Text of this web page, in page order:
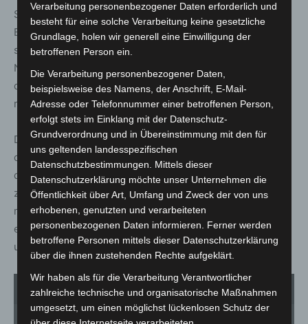
Seit 2006 steht der Eisbär auf der Roten Liste, der
Bestand ist als „gefährdet“ eingestuft. In der Arktis leben
schätzungsweise nur noch weniger als 25.000 Eisbären.
Nach Einschätzung der Weltnaturschutzunion IUCN wird
die Bestandentwicklung des Eisbären in der Natur als
rückläufig eingestuft.
Das arktische Eis schmilzt, und damit der Lebensraum
der Eisbären. Die Tiere brauchen festes Packeis, von
dem aus sie Robben jagen können. Langzeitstudien
zeigen deutlich, dass die Bestände der Eisbären immer
mehr abnehmen, die Überlebensrate der Jungtiere sinkt,
erwachsene Bären kleiner und leichter sind als früher
und Hungerperioden nicht mehr gut überstehen.
1 von 2
Verarbeitung personenbezogener Daten erforderlich und
besteht für eine solche Verarbeitung keine gesetzliche
Grundlage, holen wir generell eine Einwilligung der
betroffenen Person ein.
Die Verarbeitung personenbezogener Daten,
beispielsweise des Namens, der Anschrift, E-Mail-
Adresse oder Telefonnummer einer betroffenen Person,
erfolgt stets im Einklang mit der Datenschutz-
Grundverordnung und in Übereinstimmung mit den für
uns geltenden landesspezifischen
Datenschutzbestimmungen. Mittels dieser
Datenschutzerklärung möchte unser Unternehmen die
Öffentlichkeit über Art, Umfang und Zweck der von uns
erhobenen, genutzten und verarbeiteten
personenbezogenen Daten informieren. Ferner werden
betroffene Personen mittels dieser Datenschutzerklärung
über die ihnen zustehenden Rechte aufgeklärt.
Wir haben als für die Verarbeitung Verantwortlicher
zahlreiche technische und organisatorische Maßnahmen
umgesetzt, um einen möglichst lückenlosen Schutz der